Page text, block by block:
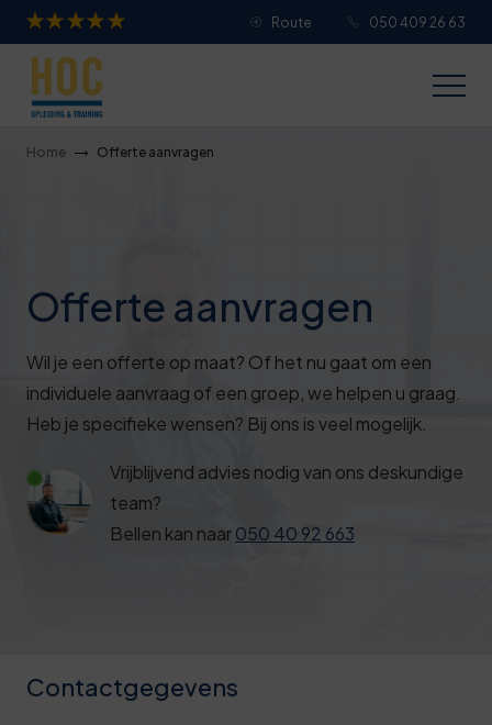
Route 050 409 26 63
Home Offerte aanvragen
Offerte aanvragen
Wil je een offerte op maat? Of het nu gaat om een
individuele aanvraag of een groep, we helpen u graag.
Heb je specifieke wensen? Bij ons is veel mogelijk.
Vrijblijvend advies nodig van ons deskundige
team?
Bellen kan naar050 40 92 663
Contactgegevens
Je overall waardering
Titel van je beoordeling
Je naam
Jouw e-mailadres
Deze review is gebaseerd op mijn eigen
ervaring.